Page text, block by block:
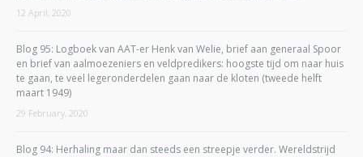
12 April, 2020
Blog 95: Logboek van AAT-er Henk van Welie, brief aan generaal Spoor
en brief van aalmoezeniers en veldpredikers: hoogste tijd om naar huis
te gaan, te veel legeronderdelen gaan naar de kloten (tweede helft
maart 1949)
29 February, 2020
Blog 94: Herhaling maar dan steeds een streepje verder. Wereldstrijd